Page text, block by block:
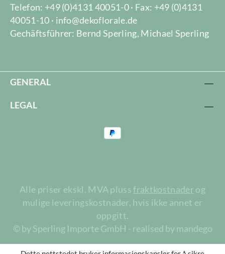
Telefon: +49 (0)4131 40051-0 · Fax: +49 (0)4131
40051-10 · info@dekoflorale.de
Gechäftsführer: Bernd Sperling, Michael Sperling
GENERAL
LEGAL
Alle priser ekskl. MVA plussfraktkostnaderog
mulige leveringskostnader, hvis ikke annet er
oppgitt.
© by Sperling Importe GmbH - realised by mandego